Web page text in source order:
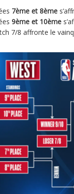
7ème et 8ème
9ème et 10ème
7/8 affronte le